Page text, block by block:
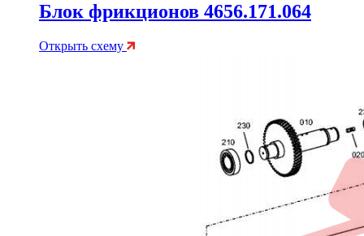
Блок фрикционов 4656.171.064
Открыть схему